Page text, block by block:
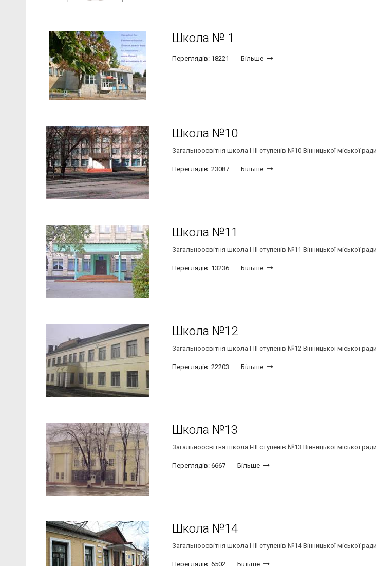
Школа № 1
Переглядів: 18221 Більше
Школа №10
Загальноосвітня школа І-ІІІ ступенів №10 Вінницької міської ради
Переглядів: 23087 Більше
Школа №11
Загальноосвітня школа І-ІІІ ступенів №11 Вінницької міської ради
Переглядів: 13236 Більше
Школа №12
Загальноосвітня школа І-ІІІ ступенів №12 Вінницької міської ради
Переглядів: 22203 Більше
Школа №13
Загальноосвітня школа І-ІІІ ступенів №13 Вінницької міської ради
Переглядів: 6667 Більше
Школа №14
Загальноосвітня школа І-ІІІ ступенів №14 Вінницької міської ради
Переглядів: 6502 Більше